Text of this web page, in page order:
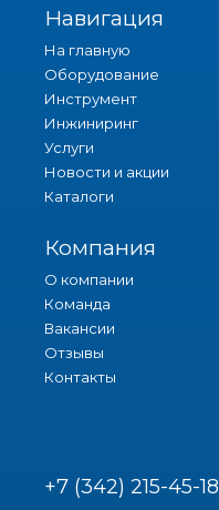
Навигация
На главную
Оборудование
Инструмент
Инжиниринг
Услуги
Новости и акции
Каталоги
Компания
О компании
Команда
Вакансии
Отзывы
Контакты
+7 (342) 215-45-18